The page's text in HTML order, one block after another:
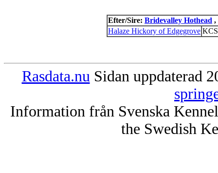
Efter/Sire: Bridevalley Hothead ,
Halaze Hickory of Edgegrove
Rasdata.nu Sidan uppdaterad
Information från Svenska
the Swedish